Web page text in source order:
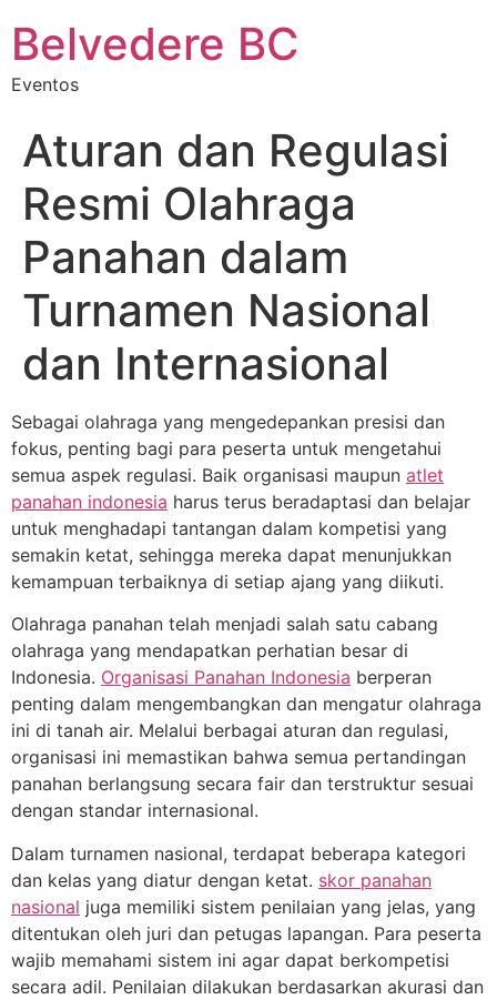
Belvedere BC
Eventos
Aturan dan Regulasi
Resmi Olahraga
Panahan dalam
Turnamen Nasional
dan Internasional
Sebagai olahraga yang mengedepankan presisi dan
fokus, penting bagi para peserta untuk mengetahui
semua aspek regulasi. Baik organisasi maupun atlet
panahan indonesia harus terus beradaptasi dan belajar
untuk menghadapi tantangan dalam kompetisi yang
semakin ketat, sehingga mereka dapat menunjukkan
kemampuan terbaiknya di setiap ajang yang diikuti.
Olahraga panahan telah menjadi salah satu cabang
olahraga yang mendapatkan perhatian besar di
Indonesia. Organisasi Panahan Indonesia berperan
penting dalam mengembangkan dan mengatur olahraga
ini di tanah air. Melalui berbagai aturan dan regulasi,
organisasi ini memastikan bahwa semua pertandingan
panahan berlangsung secara fair dan terstruktur sesuai
dengan standar internasional.
Dalam turnamen nasional, terdapat beberapa kategori
dan kelas yang diatur dengan ketat. skor panahan
nasional juga memiliki sistem penilaian yang jelas, yang
ditentukan oleh juri dan petugas lapangan. Para peserta
wajib memahami sistem ini agar dapat berkompetisi
secara adil. Penilaian dilakukan berdasarkan akurasi dan